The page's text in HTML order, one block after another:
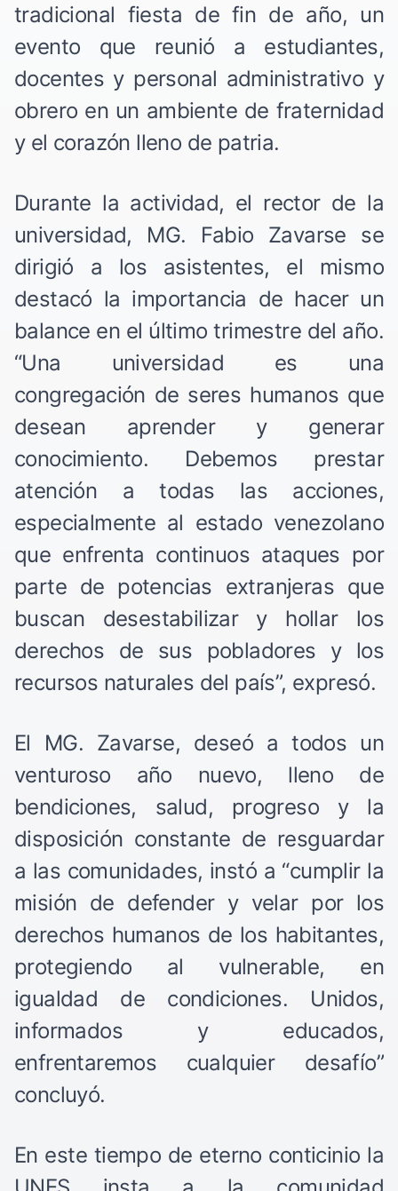
tradicional fiesta de fin de año, un
evento que reunió a estudiantes,
docentes y personal administrativo y
obrero en un ambiente de fraternidad
y el corazón lleno de patria.
Durante la actividad, el rector de la
universidad, MG. Fabio Zavarse se
dirigió a los asistentes, el mismo
destacó la importancia de hacer un
balance en el último trimestre del año.
“Una universidad es una
congregación de seres humanos que
desean aprender y generar
conocimiento. Debemos prestar
atención a todas las acciones,
especialmente al estado venezolano
que enfrenta continuos ataques por
parte de potencias extranjeras que
buscan desestabilizar y hollar los
derechos de sus pobladores y los
recursos naturales del país”, expresó.
El MG. Zavarse, deseó a todos un
venturoso año nuevo, lleno de
bendiciones, salud, progreso y la
disposición constante de resguardar
a las comunidades, instó a “cumplir la
misión de defender y velar por los
derechos humanos de los habitantes,
protegiendo al vulnerable, en
igualdad de condiciones. Unidos,
informados y educados,
enfrentaremos cualquier desafío”
concluyó.
En este tiempo de eterno conticinio la